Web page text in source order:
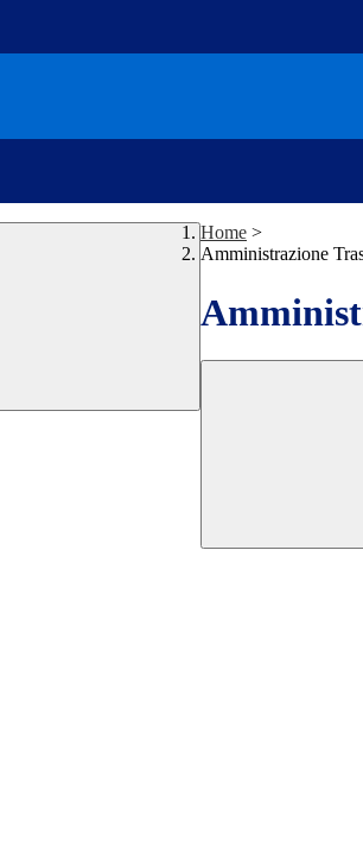
Home >
Amministrazione